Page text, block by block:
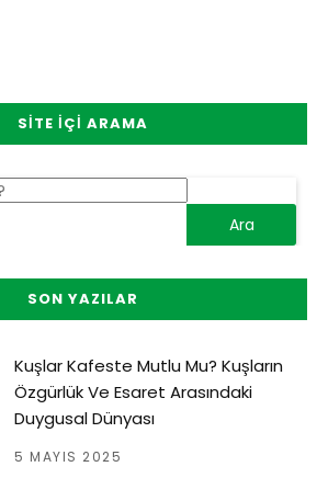
SITE İÇI ARAMA
SON YAZILAR
Kuşlar Kafeste Mutlu Mu? Kuşların
Özgürlük Ve Esaret Arasındaki
Duygusal Dünyası
5 MAYIS 2025